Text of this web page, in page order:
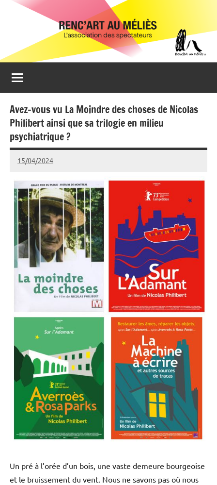
Renc'Art
Méliès
Association
spectateurs
du
cinéma
Le
Montreuil
Avez-vous vu La Moindre des choses de Nicolas
Philibert ainsi que sa trilogie en milieu
psychiatrique ?
15/04/2024
Isabelle
3
Un pré à l’orée d’un bois, une vaste demeure bourgeoise
et le bruissement du vent. Nous ne savons pas où nous